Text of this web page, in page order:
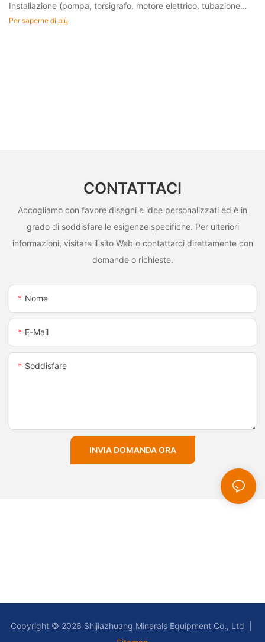
Installazione (pompa, torsigrafo, motore elettrico, tubazione
ecc.) 2. Inizia e sfiato (1) Ventatura del trasmettitore di
Per saperne di più
CONTATTACI
Accogliamo con favore disegni e idee personalizzati ed è in
grado di soddisfare le esigenze specifiche. Per ulteriori
informazioni, visitare il sito Web o contattarci direttamente con
domande o richieste.
Nome
E-Mail
Soddisfare
INVIA DOMANDA ORA
Copyright © 2026 Shijiazhuang Minerals Equipment Co., Ltd |